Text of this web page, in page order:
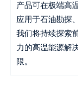
产品可在极端高
应用于石油勘探
我们将持续探索
力的高温能源解
限。